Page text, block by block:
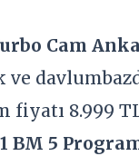
Cam
ve
fiyatı 8.999
BM 5